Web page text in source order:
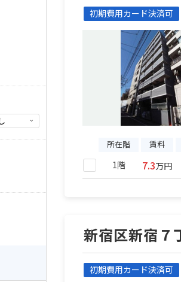
初期費用カード決済可
所在階 賃料
1階 7.3万円
新宿区新宿７
初期費用カード決済可